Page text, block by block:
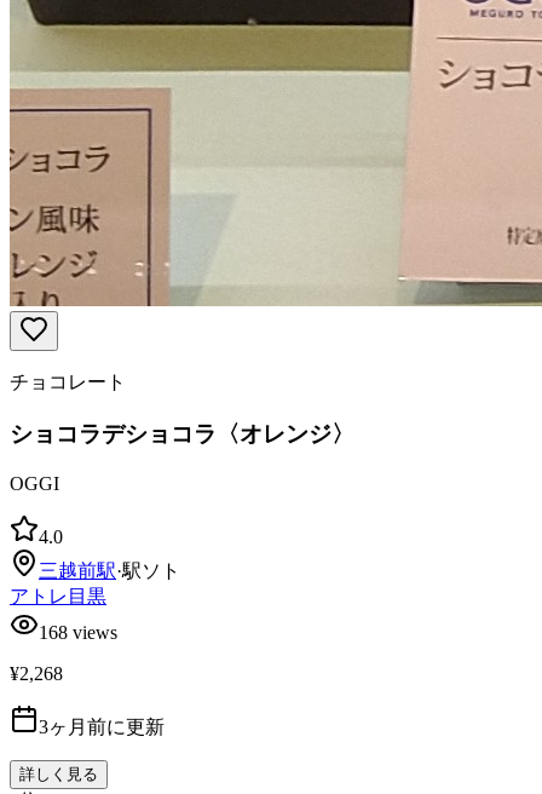
チョコレート
ショコラデショコラ〈オレンジ〉
OGGI
4.0
三越前駅·駅ソト
アトレ目黒
168 views
¥2,268
3ヶ月前に更新
詳しく見る